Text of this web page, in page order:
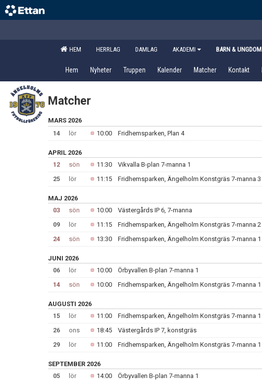
HEM HERRLAG DAMLAG AKADEMI BARN & UNGDOM
Hem Nyheter Truppen Kalender Matcher Kontakt
Matcher
MARS 2026
14
lör 10:00 Fridhemsparken, Plan 4
APRIL 2026
12
sön 11:30 Vikvalla B-plan 7-manna 1
25
lör 11:15 Fridhemsparken, Ängelholm Konstgräs 7-manna 3
MAJ 2026
03
sön 10:00 Västergårds IP 6, 7-manna
09
lör 11:15 Fridhemsparken, Ängelholm Konstgräs 7-manna 2
24
sön 13:30 Fridhemsparken, Ängelholm Konstgräs 7-manna 1
JUNI 2026
06
lör 10:00 Örbyvallen B-plan 7-manna 1
14
sön 10:00 Fridhemsparken, Ängelholm Konstgräs 7-manna 1
AUGUSTI 2026
15
lör 11:00 Fridhemsparken, Ängelholm Konstgräs 7-manna 1
26
ons 18:45 Västergårds IP 7, konstgräs
29
lör 11:00 Fridhemsparken, Ängelholm Konstgräs 7-manna 1
SEPTEMBER 2026
05
lör 14:00 Örbyvallen B-plan 7-manna 1